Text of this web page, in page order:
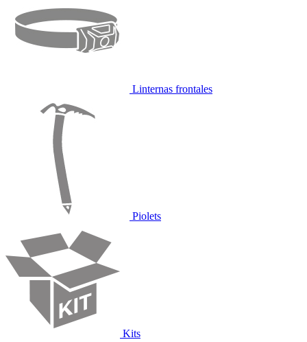
Linternas frontales
Piolets
Kits